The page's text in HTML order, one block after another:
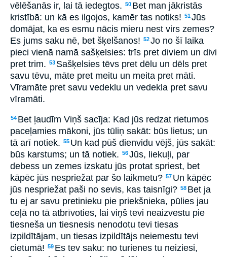
vēlēšanās ir, lai tā iedegtos. 50 Bet man jākristās
kristībā: un kā es ilgojos, kamēr tas notiks! 51Jūs
domājat, ka es esmu nācis mieru nest virs zemes?
Es jums saku nē, bet šķelšanos! 52Jo no šī laika
pieci vienā namā sašķelsies: trīs pret diviem un divi
pret trim. 53 Sašķelsies tēvs pret dēlu un dēls pret
savu tēvu, māte pret meitu un meita pret māti.
Vīramāte pret savu vedeklu un vedekla pret savu
vīramāti.
54 Bet ļaudīm Viņš sacīja: Kad jūs redzat rietumos
paceļamies mākoni, jūs tūliņ sakāt: būs lietus; un
tā arī notiek. 55 Un kad pūš dienvidu vējš, jūs sakāt:
būs karstums; un tā notiek. 56Jūs, liekuļi, par
debess un zemes izskatu jūs protat spriest, bet
kāpēc jūs nespriežat par šo laikmetu? 57 Un kāpēc
jūs nespriežat paši no sevis, kas taisnīgi? 58 Bet ja
tu ej ar savu pretinieku pie priekšnieka, pūlies jau
ceļā no tā atbrīvoties, lai viņš tevi neaizvestu pie
tiesneša un tiesnesis nenodotu tevi tiesas
izpildītājam, un tiesas izpildītājs neiemestu tevi
cietumā! 59 Es tev saku: no turienes tu neiziesi,